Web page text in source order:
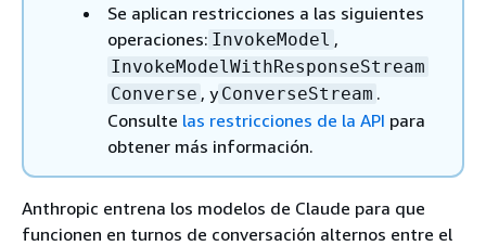
Se aplican restricciones a las siguientes
operaciones: InvokeModel ,
InvokeModelWithResponseStream
Converse , y ConverseStream .
Consulte las restricciones de la API para
obtener más información.
Anthropic entrena los modelos de Claude para que
funcionen en turnos de conversación alternos entre el